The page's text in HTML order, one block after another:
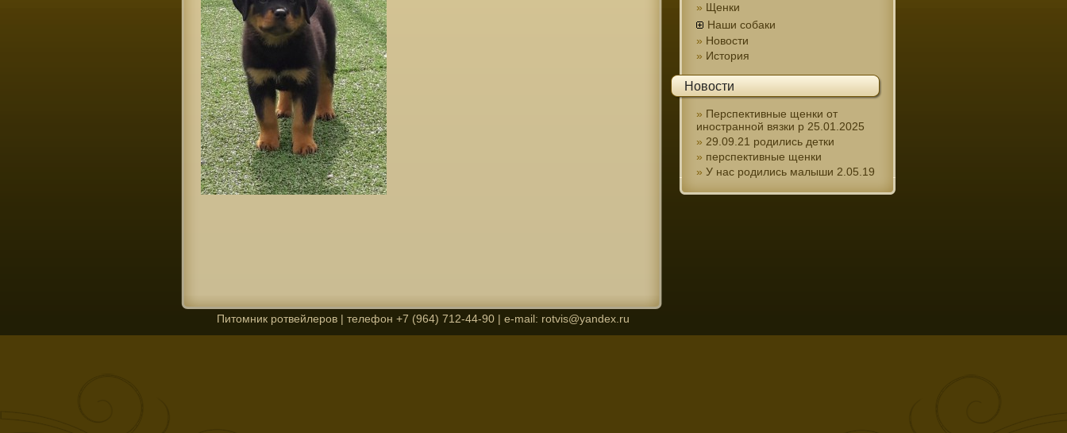
Питомник ротвейлеров | телефон +7 (964) 712-44-90 | e-mail: rotvis@yandex.ru
Щенки
Наши собаки
Новости
История
Новости
Перспективные щенки от
иностранной вязки р 25.01.2025
29.09.21 родились детки
перспективные щенки
У нас родились малыши 2.05.19